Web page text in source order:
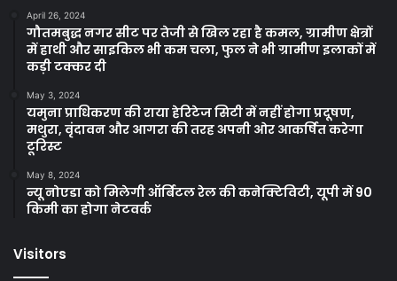
April 26, 2024
गौतमबुद्ध नगर सीट पर तेजी से खिल रहा है कमल, ग्रामीण क्षेत्रों
में हाथी और साइकिल भी कम चला, फुल ने भी ग्रामीण इलाकों में
कड़ी टक्कर दी
May 3, 2024
यमुना प्राधिकरण की राया हेरिटेज सिटी में नहीं होगा प्रदूषण,
मथुरा, वृंदावन और आगरा की तरह अपनी ओर आकर्षित करेगा
टूरिस्ट
May 8, 2024
न्यू नोएडा को मिलेगी ऑर्बिटल रेल की कनेक्टिविटी, यूपी में 90
किमी का होगा नेटवर्क
Visitors